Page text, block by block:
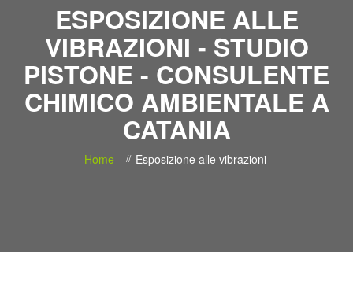
ESPOSIZIONE ALLE
VIBRAZIONI - STUDIO
PISTONE - CONSULENTE
CHIMICO AMBIENTALE A
CATANIA
Home Esposizione alle vibrazioni